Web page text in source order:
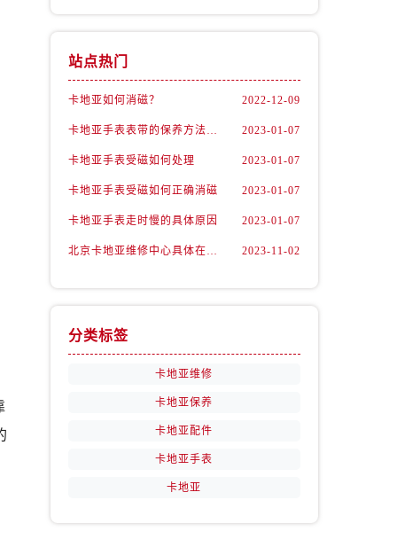
站点热门
卡地亚如何消磁？ 2022-12-09
卡地亚手表表带的保养方法有哪些？ 2023-01-07
卡地亚手表受磁如何处理 2023-01-07
卡地亚手表受磁如何正确消磁 2023-01-07
卡地亚手表走时慢的具体原因 2023-01-07
北京卡地亚维修中心具体在哪里？ 2023-11-02
分类标签
卡地亚维修
卡地亚保养
卡地亚配件
卡地亚手表
卡地亚